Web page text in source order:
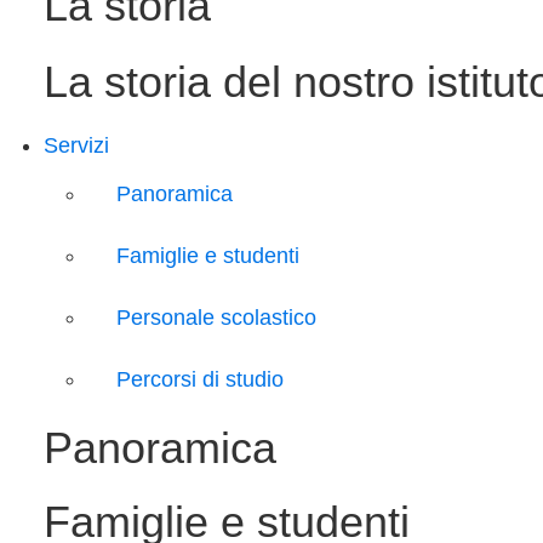
La storia del nostro
Servizi
Panoramica
Famiglie e studenti
Personale scolastico
Percorsi di studio
Panoramica
Famiglie e studenti